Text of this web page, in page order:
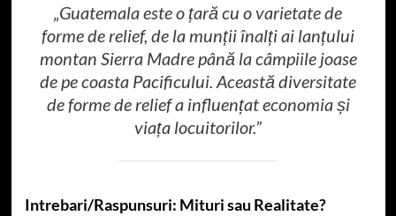
„Guatemala este o țară cu o varietate de
forme de relief, de la munții înalți ai lanțului
montan Sierra Madre până la câmpiile joase
de pe coasta Pacificului. Această diversitate
de forme de relief a influențat economia și
viața locuitorilor.”
Intrebari/Raspunsuri: Mituri sau Realitate?